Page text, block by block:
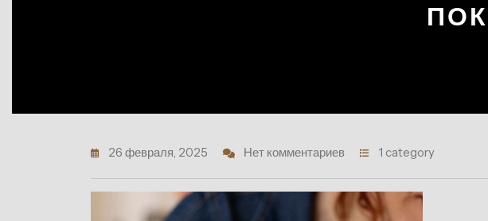
26 февраля, 2025 Нет комментариев 1 category